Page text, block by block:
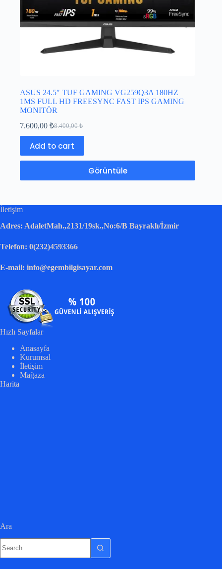
ASUS 24.5″ TUF GAMING VG259Q3A 180HZ
1MS FULL HD FREESYNC FAST IPS GAMING
MONITÖR
8.400,00₺
7.600,00 ₺
Add to cart
Görüntüle
İletişim
Adres: AdaletMah.,2131/19sk.,No:6/B Bayraklı/İzmir
Telefon: 0(232)4593366
E-mail: info@egembilgisayar.com
Hızlı Sayfalar
Anasayfa
Kurumsal
İletişim
Mağaza
Harita
Ara